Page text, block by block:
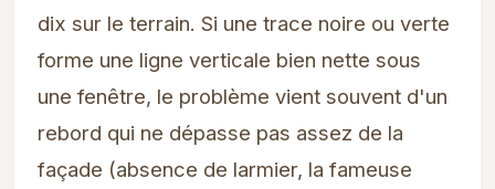
dix sur le terrain. Si une trace noire ou verte
forme une ligne verticale bien nette sous
une fenêtre, le problème vient souvent d'un
rebord qui ne dépasse pas assez de la
façade (absence de larmier, la fameuse